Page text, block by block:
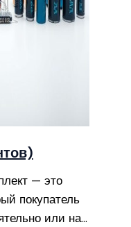
— это
покупатель
или на…